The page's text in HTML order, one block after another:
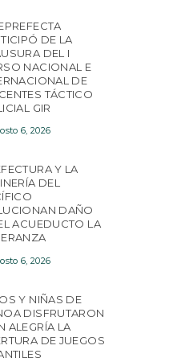
DE LA
DEL I
NACIONAL E
DE
TÁCTICO
GIR
6, 2026
Y LA
DEL
DAÑO
ACUEDUCTO LA
6, 2026
Y NIÑAS DE
DISFRUTARON
ALEGRÍA LA
DE JUEGOS